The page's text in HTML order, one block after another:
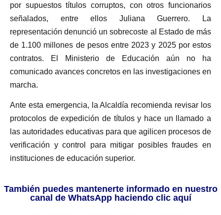
por supuestos títulos corruptos, con otros funcionarios
señalados, entre ellos Juliana Guerrero. La
representación denunció un sobrecoste al Estado de más
de 1.100 millones de pesos entre 2023 y 2025 por estos
contratos. El Ministerio de Educación aún no ha
comunicado avances concretos en las investigaciones en
marcha.
Ante esta emergencia, la Alcaldía recomienda revisar los
protocolos de expedición de títulos y hace un llamado a
las autoridades educativas para que agilicen procesos de
verificación y control para mitigar posibles fraudes en
instituciones de educación superior.
También puedes mantenerte informado en nuestro
canal de WhatsApp haciendo clic aquí